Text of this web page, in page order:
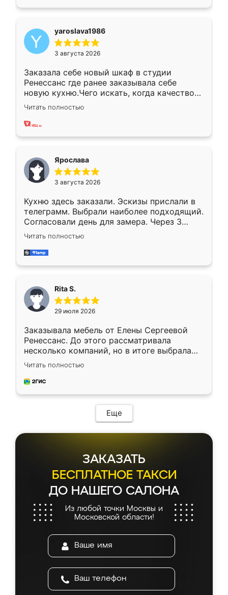
yaroslava1986
3 августа 2026
Заказала себе новый шкаф в студии
Ренессанс где ранее заказывала себе
новую кухню.Чего искать, когда качеством
вполне довольна. Служит кухня уже почти
два года, нареканий нет.
Читать полностью
Ярослава
3 августа 2026
Кухню здесь заказали. Эскизы прислали в
телеграмм. Выбрали наиболее подходящий.
Согласовали день для замера. Через 3
недели кухня была уже готова. Остались
довольны работой. Спасибо Ренессанс
мебель за качественную работу!
Читать полностью
Rita S.
29 июля 2026
Заказывала мебель от Елены Сергеевой
Ренессанс. До этого рассматривала
несколько компаний, но в итоге выбрала
эту. Сначала обговорили условия, потом
приехал замерщик, всё спокойно объяснил
и снял размеры. Изготовили в срок, с
мебель сразу встала на свое место без
каких-либо доработок. Качеством осталась
довольна, все выглядит так, как и ожидала.
Читать полностью
Еще
ЗАКАЗАТЬ
БЕСПЛАТНОЕ ТАКСИ
ДО НАШЕГО САЛОНА
Из любой точки Москвы и
Московской области!